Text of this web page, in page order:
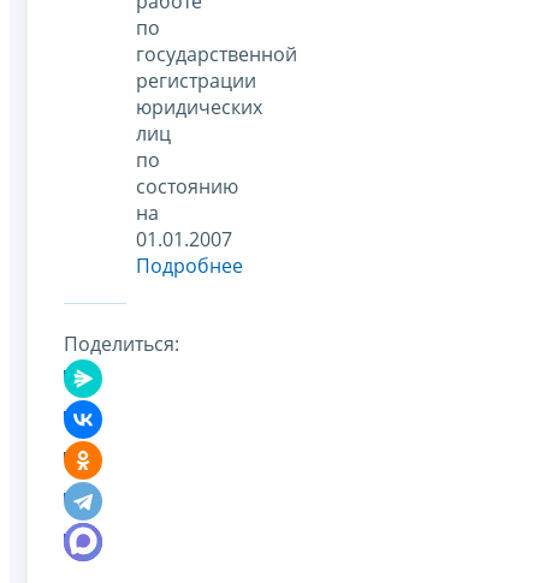
по
государственной
регистрации
юридических
лиц
по
состоянию
на
01.01.2007
Подробнее
Поделиться: